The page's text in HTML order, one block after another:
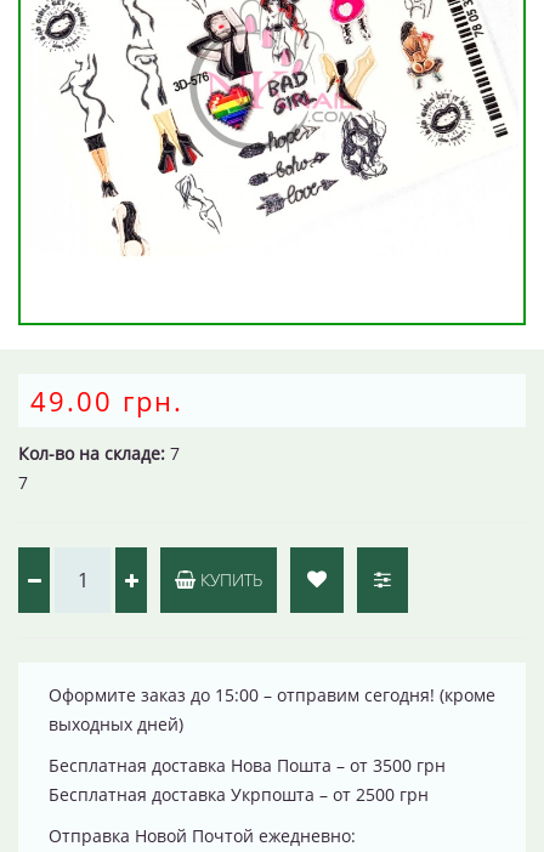
49.00 грн.
Кол-во на складе: 7
7
КУПИТЬ
Оформите заказ до 15:00 – отправим сегодня! (кроме
выходных дней)
Бесплатная доставка Нова Пошта – от 3500 грн
Бесплатная доставка Укрпошта – от 2500 грн
Отправка Новой Почтой ежедневно: